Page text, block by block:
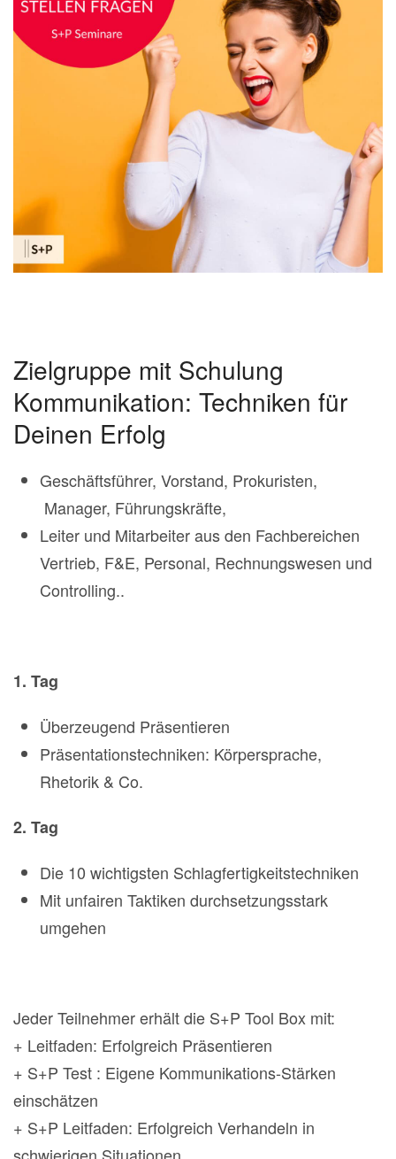
Zielgruppe mit Schulung
Kommunikation: Techniken für
Deinen Erfolg
Geschäftsführer, Vorstand, Prokuristen,
Manager, Führungskräfte,
Leiter und Mitarbeiter aus den Fachbereichen
Vertrieb, F&E, Personal, Rechnungswesen und
Controlling..
1. Tag
Überzeugend Präsentieren
Präsentationstechniken: Körpersprache,
Rhetorik & Co.
2. Tag
Die 10 wichtigsten Schlagfertigkeitstechniken
Mit unfairen Taktiken durchsetzungsstark
umgehen
Jeder Teilnehmer erhält die S+P Tool Box mit:
+ Leitfaden: Erfolgreich Präsentieren
+ S+P Test : Eigene Kommunikations-Stärken
einschätzen
+ S+P Leitfaden: Erfolgreich Verhandeln in